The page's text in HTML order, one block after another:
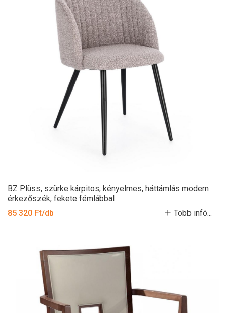
BZ Plüss, szürke kárpitos, kényelmes, háttámlás modern
érkezőszék, fekete fémlábbal
85 320 Ft/db
Több infó...